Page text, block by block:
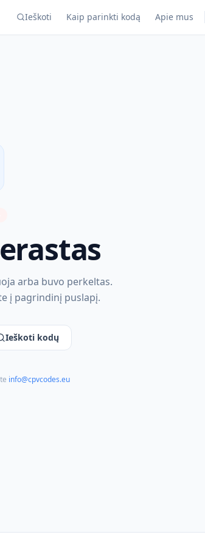
Ieškoti Kaip parinkti kodą Apie mus
arba buvo perkeltas.
į pagrindinį puslapį.
Ieškoti kodų
info@cpvcodes.eu